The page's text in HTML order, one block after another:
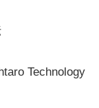
Technology